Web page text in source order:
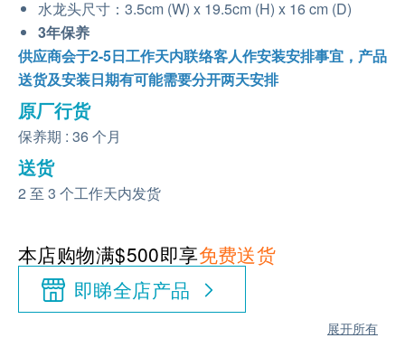
水龙头尺寸：3.5cm (W) x 19.5cm (H) x 16 cm (D)
3年保养
供应商会于2-5日工作天内联络客人作安装安排事宜，产品
送货及安装日期有可能需要分开两天安排
原厂行货
保养期 : 36 个月
送货
2 至 3 个工作天内发货
本店购物满$500即享免费送货
即睇全店产品
展开所有